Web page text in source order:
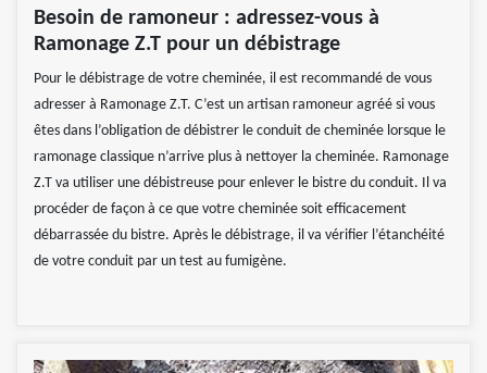
Besoin de ramoneur : adressez-vous à
Ramonage Z.T pour un débistrage
Pour le débistrage de votre cheminée, il est recommandé de vous
adresser à Ramonage Z.T. C’est un artisan ramoneur agréé si vous
êtes dans l’obligation de débistrer le conduit de cheminée lorsque le
ramonage classique n’arrive plus à nettoyer la cheminée. Ramonage
Z.T va utiliser une débistreuse pour enlever le bistre du conduit. Il va
procéder de façon à ce que votre cheminée soit efficacement
débarrassée du bistre. Après le débistrage, il va vérifier l’étanchéité
de votre conduit par un test au fumigène.